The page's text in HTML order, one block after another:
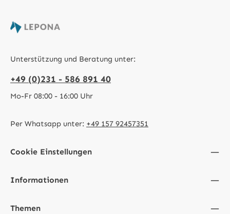
Unterstützung und Beratung unter:
+49 (0)231 - 586 891 40
Mo-Fr 08:00 - 16:00 Uhr
Per Whatsapp unter: +49 157 92457351
Cookie Einstellungen
Informationen
Themen